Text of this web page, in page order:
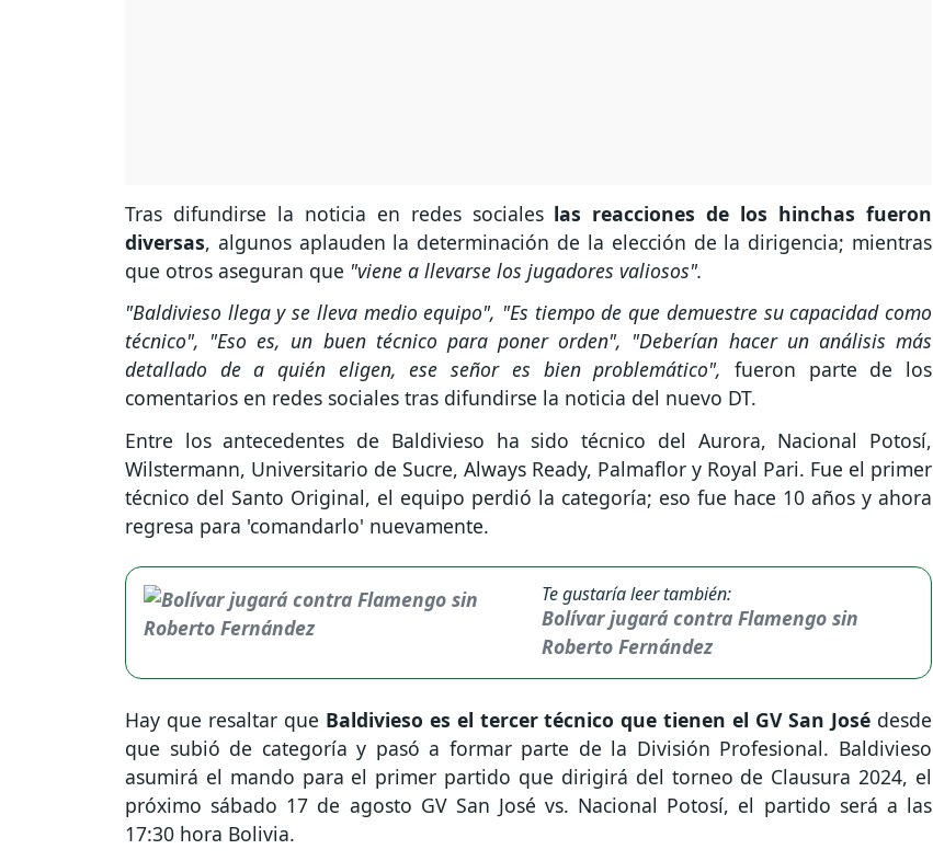
Tras difundirse la noticia en redes socialeslas reacciones de los hinchas fueron
diversas, algunos aplauden la determinación de la elección de la dirigencia; mientras
que otros aseguran que "viene a llevarse los jugadores valiosos".
"Baldivieso llega y se lleva medio equipo", "Es tiempo de que demuestre su capacidad como
técnico", "Eso es, un buen técnico para poner orden", "Deberían hacer un análisis más
detallado de a quién eligen, ese señor es bien problemático", fueron parte de los
comentarios en redes sociales tras difundirse la noticia del nuevo DT.
Entre los antecedentes de Baldivieso ha sido técnico del Aurora, Nacional Potosí,
Wilstermann, Universitario de Sucre, Always Ready, Palmaflor y Royal Pari. Fue el primer
técnico del Santo Original, el equipo perdió la categoría; eso fue hace 10 años y ahora
regresa para 'comandarlo' nuevamente.
Te gustaría leer también:
Bolívar jugará contra Flamengo sin
Roberto Fernández
Hay que resaltar que Baldivieso es el tercer técnico que tienen el GV San José desde
que subió de categoría y pasó a formar parte de la División Profesional. Baldivieso
asumirá el mando para el primer partido que dirigirá del torneo de Clausura 2024, el
próximo sábado 17 de agosto GV San José vs. Nacional Potosí, el partido será a las
17:30 hora Bolivia.